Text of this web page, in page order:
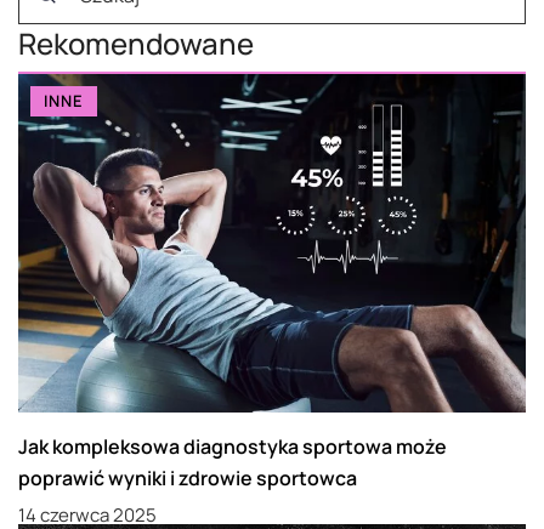
Rekomendowane
INNE
Jak kompleksowa diagnostyka sportowa może
poprawić wyniki i zdrowie sportowca
14 czerwca 2025